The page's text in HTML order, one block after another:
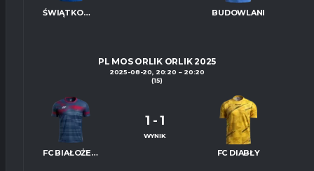
ŚWIĄTKOWO BUDOWLANI
PL MOS ORLIK ORLIK 2025
2025-08-20, 20:20
20:20
(15)
FC BIAŁOŻEWIN FC DIABŁY
1 -1
WYNIK